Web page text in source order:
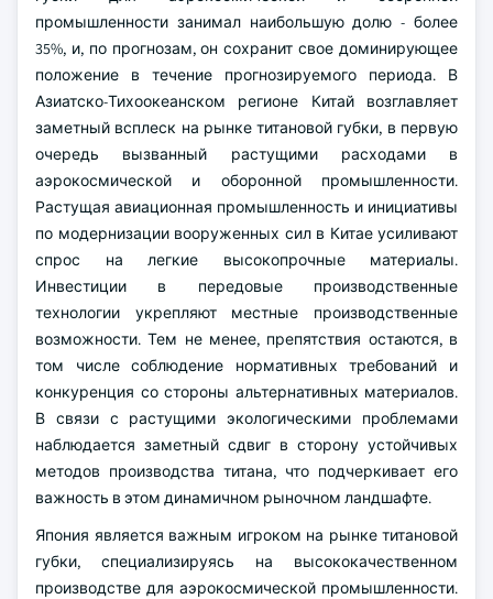
промышленности занимал наибольшую долю - более
35%, и, по прогнозам, он сохранит свое доминирующее
положение в течение прогнозируемого периода. В
Азиатско-Тихоокеанском регионе Китай возглавляет
заметный всплеск на рынке титановой губки, в первую
очередь вызванный растущими расходами в
аэрокосмической и оборонной промышленности.
Растущая авиационная промышленность и инициативы
по модернизации вооруженных сил в Китае усиливают
спрос на легкие высокопрочные материалы.
Инвестиции в передовые производственные
технологии укрепляют местные производственные
возможности. Тем не менее, препятствия остаются, в
том числе соблюдение нормативных требований и
конкуренция со стороны альтернативных материалов.
В связи с растущими экологическими проблемами
наблюдается заметный сдвиг в сторону устойчивых
методов производства титана, что подчеркивает его
важность в этом динамичном рыночном ландшафте.
Япония является важным игроком на рынке титановой
губки, специализируясь на высококачественном
производстве для аэрокосмической промышленности.